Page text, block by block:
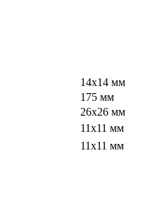
14х14 мм
175 мм
26х26 мм
11х11 мм
11х11 мм